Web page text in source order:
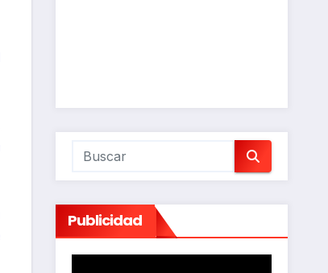
Publicidad